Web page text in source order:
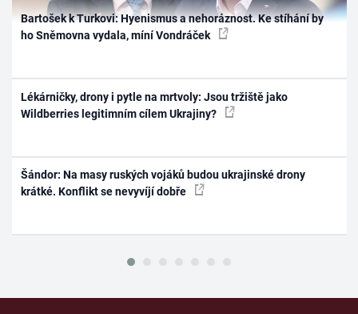
Bartošek k Turkovi: Hyenismus a nehoráznost. Ke stíhání by
ho Sněmovna vydala, míní Vondráček
Lékárničky, drony i pytle na mrtvoly: Jsou tržiště jako
Wildberries legitimním cílem Ukrajiny?
Šándor: Na masy ruských vojáků budou ukrajinské drony
krátké. Konflikt se nevyvíjí dobře